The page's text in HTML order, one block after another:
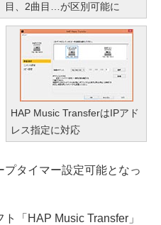
目、2曲目…が区別可能に
HAP Music TransferはIPアド
レス指定に対応
プタイマー設定可能となっ
「HAP Music Transfer」